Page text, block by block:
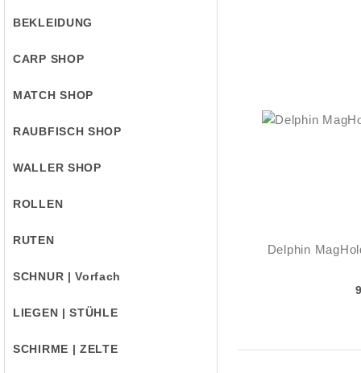
BEKLEIDUNG
CARP SHOP
MATCH SHOP
RAUBFISCH SHOP
WALLER SHOP
ROLLEN
RUTEN
SCHNUR | Vorfach
LIEGEN | STÜHLE
SCHIRME | ZELTE
Delphin